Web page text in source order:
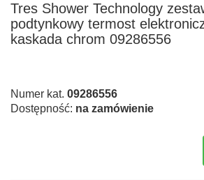
Tres Shower Technology
podtynkowy termost
kaskada chrom 09286556
Numer kat. 09286556
Dostępność: na zamówienie